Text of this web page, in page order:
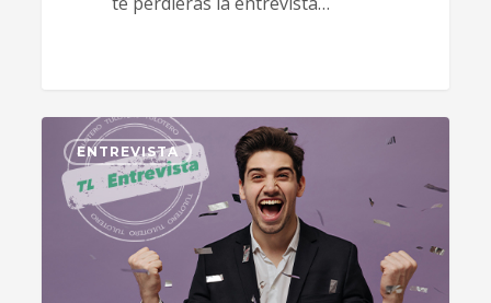
ENTREVISTA